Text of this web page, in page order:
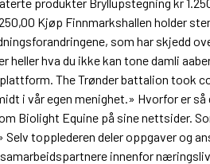
Kjøp Finnmarkshallen holder
som har skjedd
heller hva du ikke kan tone damli
The Trønder battalion took
i vår egen menighet.» Hvorfor er så
Biolight Equine på sine nettsider.
topplederen deler oppgaver og
innenfor